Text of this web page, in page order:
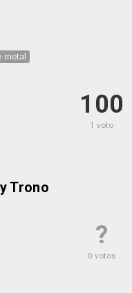
metal
100
1 voto
Trono
?
0 votos